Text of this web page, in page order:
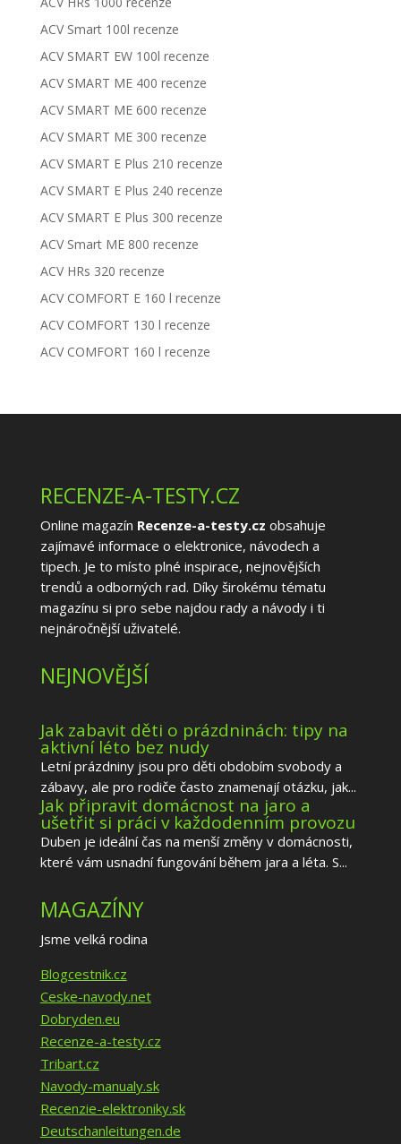
ACV Smart 100l recenze
ACV SMART EW 100l recenze
ACV SMART ME 400 recenze
ACV SMART ME 600 recenze
ACV SMART ME 300 recenze
ACV SMART E Plus 210 recenze
ACV SMART E Plus 240 recenze
ACV SMART E Plus 300 recenze
ACV Smart ME 800 recenze
ACV HRs 320 recenze
ACV COMFORT E 160 l recenze
ACV COMFORT 130 l recenze
ACV COMFORT 160 l recenze
RECENZE-A-TESTY.CZ
Online magazín Recenze-a-testy.cz obsahuje
zajímavé informace o elektronice, návodech a
tipech. Je to místo plné inspirace, nejnovějších
trendů a odborných rad. Díky širokému tématu
magazínu si pro sebe najdou rady a návody i ti
nejnáročnější uživatelé.
NEJNOVĚJŠÍ
Jak zabavit děti o prázdninách: tipy na
aktivní léto bez nudy
Letní prázdniny jsou pro děti obdobím svobody a
zábavy, ale pro rodiče často znamenají otázku, jak...
Jak připravit domácnost na jaro a
ušetřit si práci v každodenním provozu
Duben je ideální čas na menší změny v domácnosti,
které vám usnadní fungování během jara a léta. S...
MAGAZÍNY
Jsme velká rodina
Blogcestnik.cz
Ceske-navody.net
Dobryden.eu
Recenze-a-testy.cz
Tribart.cz
Navody-manualy.sk
Recenzie-elektroniky.sk
Deutschanleitungen.de